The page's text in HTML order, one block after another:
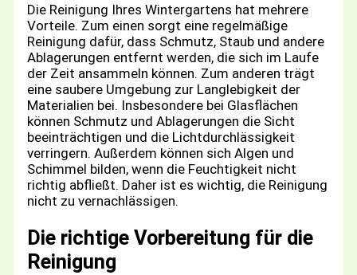
Die Reinigung Ihres Wintergartens hat mehrere
Vorteile. Zum einen sorgt eine regelmäßige
Reinigung dafür, dass Schmutz, Staub und andere
Ablagerungen entfernt werden, die sich im Laufe
der Zeit ansammeln können. Zum anderen trägt
eine saubere Umgebung zur Langlebigkeit der
Materialien bei. Insbesondere bei Glasflächen
können Schmutz und Ablagerungen die Sicht
beeinträchtigen und die Lichtdurchlässigkeit
verringern. Außerdem können sich Algen und
Schimmel bilden, wenn die Feuchtigkeit nicht
richtig abfließt. Daher ist es wichtig, die Reinigung
nicht zu vernachlässigen.
Die richtige Vorbereitung für die
Reinigung